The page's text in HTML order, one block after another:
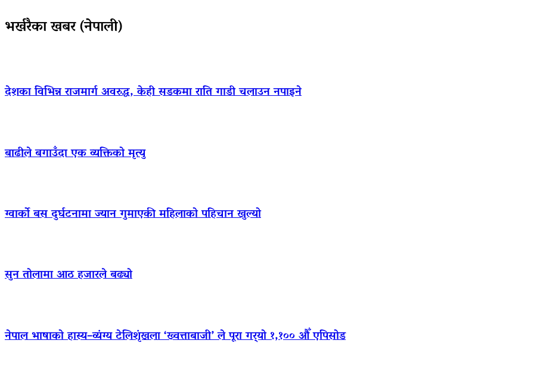
भर्खरैका खबर (नेपाली)
देशका विभिन्न राजमार्ग अवरुद्ध, केही सडकमा राति गाडी चलाउन नपाइने
बाढीले बगाउँदा एक व्यक्तिको मृत्यु
ग्वार्को बस दुर्घटनामा ज्यान गुमाएकी महिलाको पहिचान खुल्यो
सुन तोलामा आठ हजारले बढ्यो
नेपाल भाषाको हास्य–व्यंग्य टेलिशृंखला ‘ख्वत्ताबाजी’ ले पूरा गर्‍यो १,१०० औँ एपिसोड